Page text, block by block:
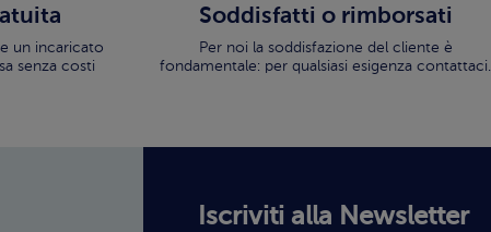
un incaricato
senza costi
Soddisfatti o rimborsati
Per noi la soddisfazione del cliente è
fondamentale: per qualsiasi esigenza contattaci.
Iscriviti alla Newsletter